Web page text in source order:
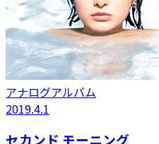
アナログアルバム
2019.4.1
セカンド モーニング